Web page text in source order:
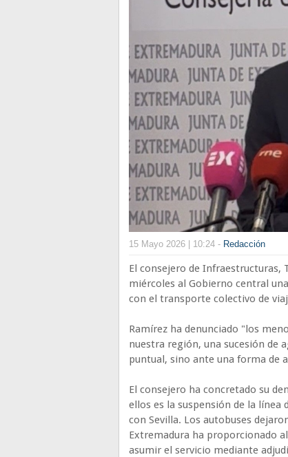
15 Mayo 2026 | 10:24 - Redacción
El consejero de Infraestructuras,
miércoles al Gobierno central
con el transporte colectivo de
Ramírez ha denunciado "los
nuestra región, una sucesión de
puntual, sino ante una forma de
El consejero ha concretado su
ellos es la suspensión de la
con Sevilla. Los autobuses
Extremadura ha proporcionado
asumir el servicio mediante